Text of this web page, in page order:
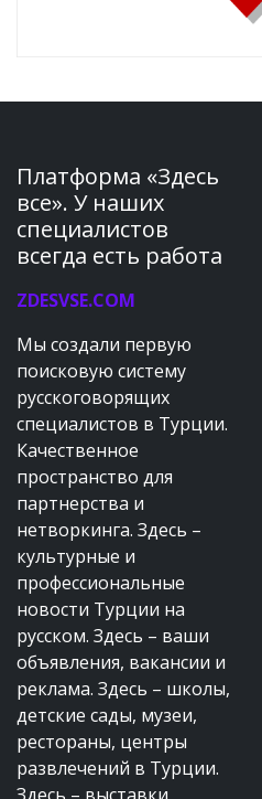
Платформа «Здесь
все». У наших
специалистов
всегда есть работа
ZDESVSE.COM
Мы создали первую
поисковую систему
русскоговорящих
специалистов в Турции.
Качественное
пространство для
партнерства и
нетворкинга. Здесь –
культурные и
профессиональные
новости Турции на
русском. Здесь – ваши
объявления, вакансии и
реклама. Здесь – школы,
детские сады, музеи,
рестораны, центры
развлечений в Турции.